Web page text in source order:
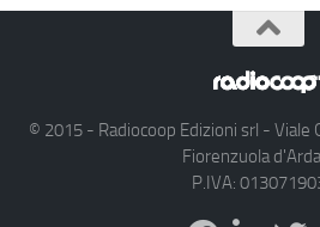
© 2015 - Radiocoop Edizioni srl -
Fiorenzuola
P.IVA: